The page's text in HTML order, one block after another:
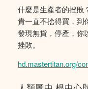
什麼是生產者的挫敗
貴一直不捨得買，到
發現無貨，停產，你
挫敗。
hd.mastertitan.org/